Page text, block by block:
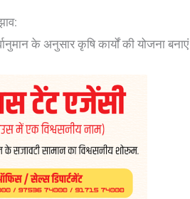
के अनुसार कृषि कार्यों की योजना बनाएं